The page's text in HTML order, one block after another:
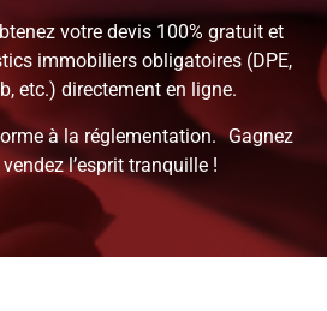
votre devis 100% gratuit et
immobiliers obligatoires (DPE,
etc.) directement en ligne.
à la réglementation. Gagnez
l’esprit tranquille !